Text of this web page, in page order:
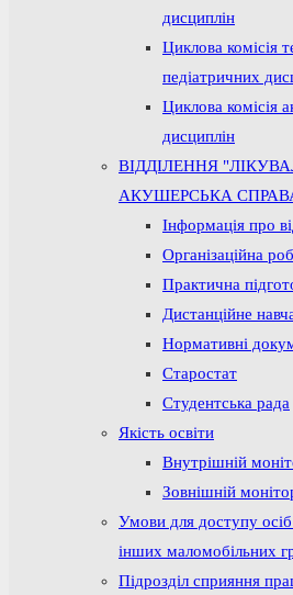
дисциплін
Циклова комісія
педіатричних
Циклова комісія
дисциплін
ВІДДІЛЕННЯ
АКУШЕРСЬКА
Інформація про
Організаційна
Практична
Дистанційне
Нормативні
Старостат
Студентська рада
Якість освіти
Внутрішній
Зовнішній
Умови для доступу осіб
інших маломобільних
Підрозділ сприяння